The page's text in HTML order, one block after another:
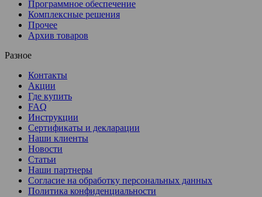
Программное обеспечение
Комплексные решения
Прочее
Архив товаров
Разное
Контакты
Акции
Где купить
FAQ
Инструкции
Сертификаты и декларации
Наши клиенты
Новости
Статьи
Наши партнеры
Согласие на обработку персональных данных
Политика конфиденциальности